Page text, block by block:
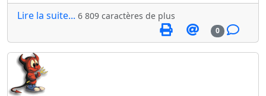
Lire la suite... 6 809 caractères de plus
0